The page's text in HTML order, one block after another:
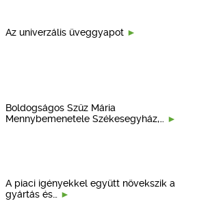
Az univerzális üveggyapot
Boldogságos Szűz Mária
Mennybemenetele Székesegyház,…
A piaci igényekkel együtt növekszik a
gyártás és…